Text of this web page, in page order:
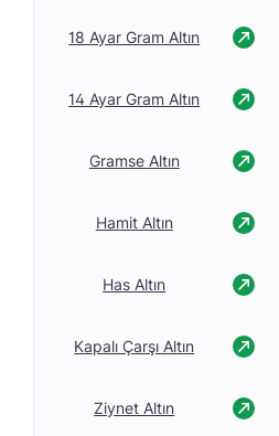
18 Ayar Gram Altın
14 Ayar Gram Altın
Gramse Altın
Hamit Altın
Has Altın
Kapalı Çarşı Altın
Ziynet Altın